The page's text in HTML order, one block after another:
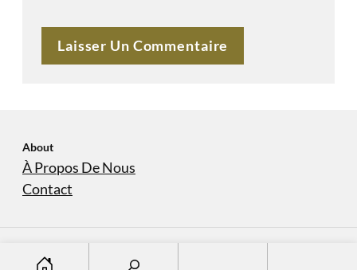
About
À Propos De Nous
Contact
Copyright © 2023